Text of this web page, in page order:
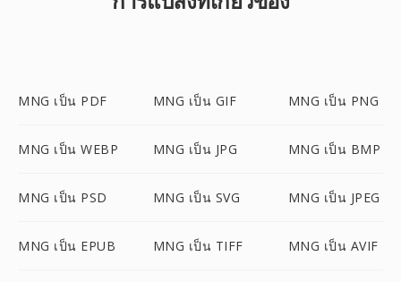
MNG เป็น PDF MNG เป็น GIF MNG เป็น PNG
MNG เป็น WEBP MNG เป็น JPG MNG เป็น BMP
MNG เป็น PSD MNG เป็น SVG MNG เป็น JPEG
MNG เป็น EPUB MNG เป็น TIFF MNG เป็น AVIF